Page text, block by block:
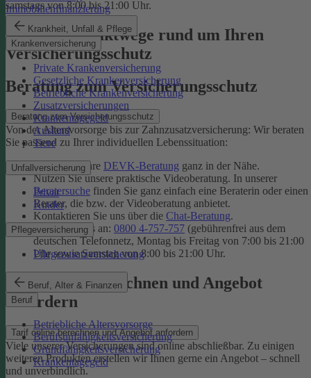
Immobilienfinanzierung
Krankheit, Unfall & Pflege
Krankenversicherung
Private Krankenversicherung
Gesetzliche Krankenversicherung
Betriebliche Krankenversicherung
Zusatzversicherungen
Krankentagegeld
Ausland
Tiere
Unfallversicherung
Privat
Kinder
Pflegeversicherung
Pflegezusatzversicherung
Beruf, Alter & Finanzen
Beruf
Betriebliche Altersvorsorge
Berufsunfähigkeitsversicherung
Grundfähigkeitsversicherung
Krankentagegeld
samstags von 8:00 bis 21:00 Uhr.
Unsere Kontaktwege rund um Ihren
Versicherungsschutz
Beratung zum Versicherungsschutz
Beratung zum Versicherungsschutz
Von der Altersvorsorge bis zur Zahnzusatzversicherung: Wir beraten
Sie passend zu Ihrer individuellen Lebenssituation:
Finden Sie Ihre DEVK-Beratung ganz in der Nähe.
Nutzen Sie unsere praktische Videoberatung. In unserer
Beratersuche finden Sie ganz einfach eine Beraterin oder einen
Berater, die bzw. der Videoberatung anbietet.
Kontaktieren Sie uns über die Chat-Beratung.
Rufen Sie uns an: 0800 4-757-757 (gebührenfrei aus dem
deutschen Telefonnetz, Montag bis Freitag von 7:00 bis 21:00
Uhr sowie Samstag von 8:00 bis 21:00 Uhr.
Tarif online berechnen und Angebot
anfordern
Tarif online berechnen und Angebot anfordern
Viele unserer Versicherungen sind online abschließbar. Zu einigen
weiteren Produkten erstellen wir Ihnen gerne ein Angebot – schnell
und unverbindlich.